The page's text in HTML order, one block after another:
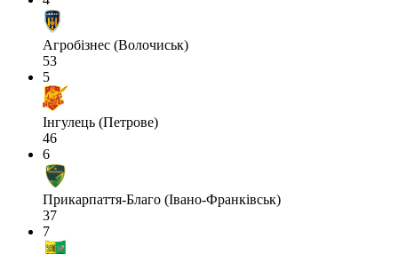
Агробізнес (Волочиськ)
53
5
Інгулець (Петрове)
46
6
Прикарпаття-Благо (Івано-Франківськ)
37
7